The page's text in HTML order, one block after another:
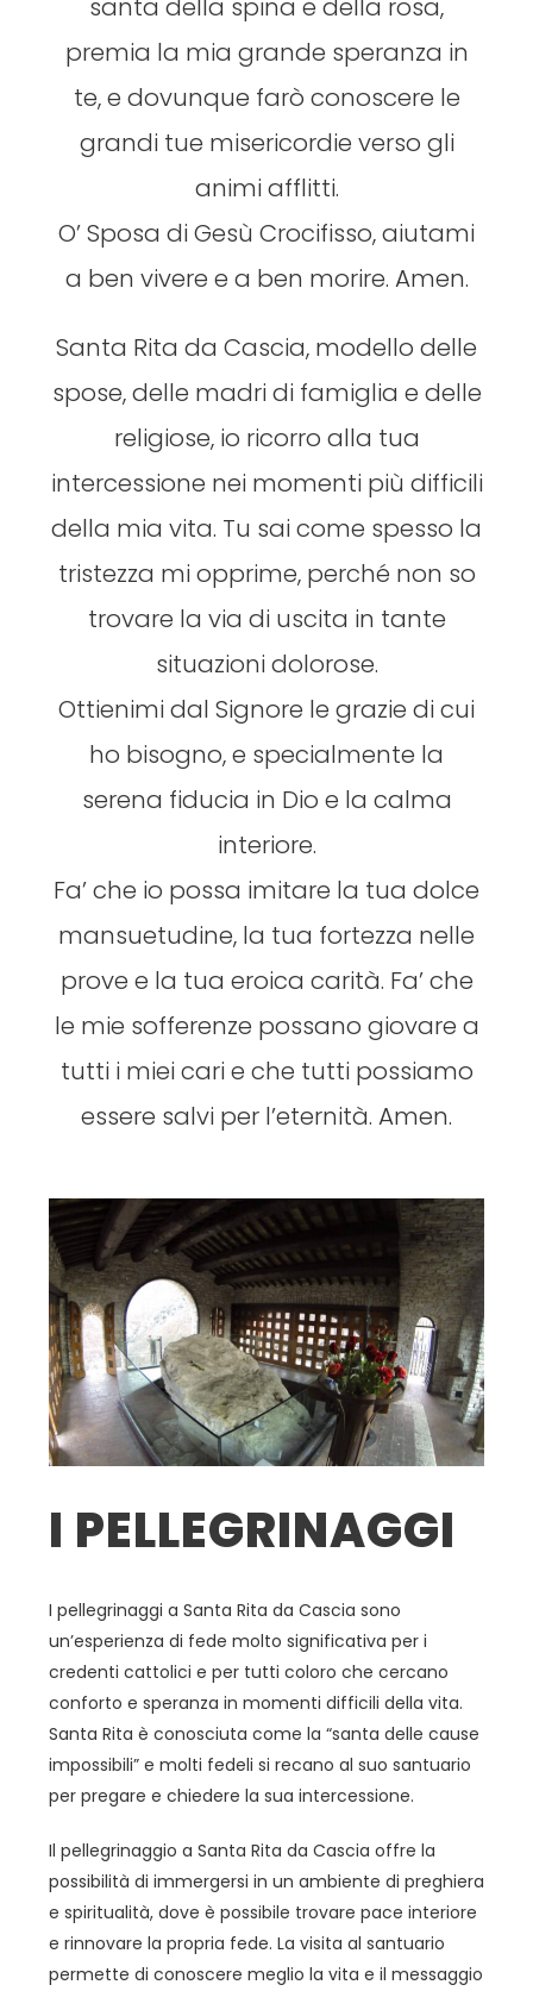
santa della spina e della rosa,
premia la mia grande speranza in
te, e dovunque farò conoscere le
grandi tue misericordie verso gli
animi afflitti.
O’ Sposa di Gesù Crocifisso, aiutami
a ben vivere e a ben morire. Amen.
Santa Rita da Cascia, modello delle
spose, delle madri di famiglia e delle
religiose, io ricorro alla tua
intercessione nei momenti più difficili
della mia vita. Tu sai come spesso la
tristezza mi opprime, perché non so
trovare la via di uscita in tante
situazioni dolorose.
Ottienimi dal Signore le grazie di cui
ho bisogno, e specialmente la
serena fiducia in Dio e la calma
interiore.
Fa’ che io possa imitare la tua dolce
mansuetudine, la tua fortezza nelle
prove e la tua eroica carità. Fa’ che
le mie sofferenze possano giovare a
tutti i miei cari e che tutti possiamo
essere salvi per l’eternità. Amen.
I PELLEGRINAGGI
I pellegrinaggi a Santa Rita da Cascia sono
un’esperienza di fede molto significativa per i
credenti cattolici e per tutti coloro che cercano
conforto e speranza in momenti difficili della vita.
Santa Rita è conosciuta come la “santa delle cause
impossibili” e molti fedeli si recano al suo santuario
per pregare e chiedere la sua intercessione.
Il pellegrinaggio a Santa Rita da Cascia offre la
possibilità di immergersi in un ambiente di preghiera
e spiritualità, dove è possibile trovare pace interiore
e rinnovare la propria fede. La visita al santuario
permette di conoscere meglio la vita e il messaggio